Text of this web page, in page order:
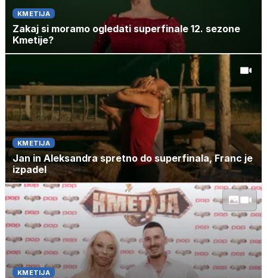
KMETIJA
Zakaj si moramo ogledati superfinale 12. sezone
Kmetije?
KMETIJA
Jan in Aleksandra spretno do superfinala, Franc je
izpadel
KMETIJA